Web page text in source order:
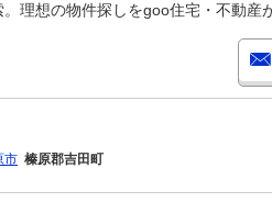
理想の物件探しをgoo住宅・不動産
市 榛原郡吉田町